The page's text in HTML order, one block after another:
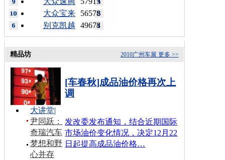
56578
大众宝来
49678
别克凯越
更多 >>
2010广州车展
精品坊
[车春秋]成品油价格再次上
调
发改委发布通知，结合近期国际
市场油价变化情况，决定12月22
日起提高成品油价格…
大讲堂|
尹同跃：
奇瑞汽车
梦想和野
心并存